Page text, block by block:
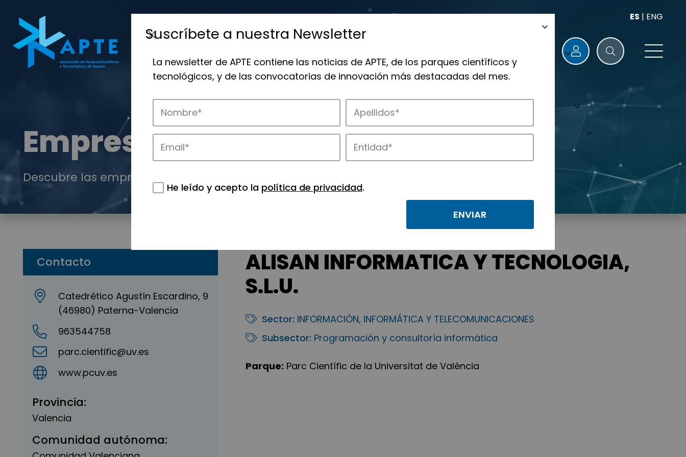
ES | ENG
Empresas
Descubre las empresas que impulsan la innovación en los parques de APTE.
Contacto
Catedrético Agustín Escardino, 9
(46980) Paterna-Valencia
963544758
parc.cientific@uv.es
www.pcuv.es
Provincia:
Valencia
Comunidad autónoma:
ALISAN INFORMATICA Y TECNOLOGIA,
S.L.U.
Sector: INFORMACIÓN, INFORMÁTICA Y TELECOMUNICACIONES
Subsector: Programación y consultoría informática
Parque: Parc Científic de la Universitat de València
Suscríbete a nuestra Newsletter
La newsletter de APTE contiene las noticias de APTE, de los parques científicos y
tecnológicos, y de las convocatorias de innovación más destacadas del mes.
He leído y acepto la política de privacidad.